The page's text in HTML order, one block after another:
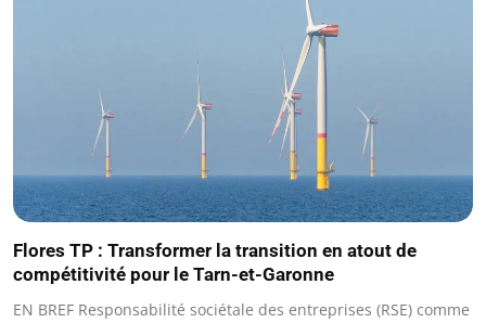
Flores TP : Transformer la transition en atout de
compétitivité pour le Tarn-et-Garonne
EN BREF Responsabilité sociétale des entreprises (RSE) comme